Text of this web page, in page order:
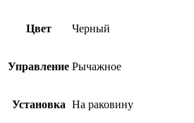
Цвет Черный
Управление Рычажное
Установка На раковину